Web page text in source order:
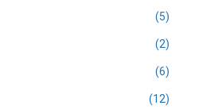
(5)
(2)
(6)
(12)